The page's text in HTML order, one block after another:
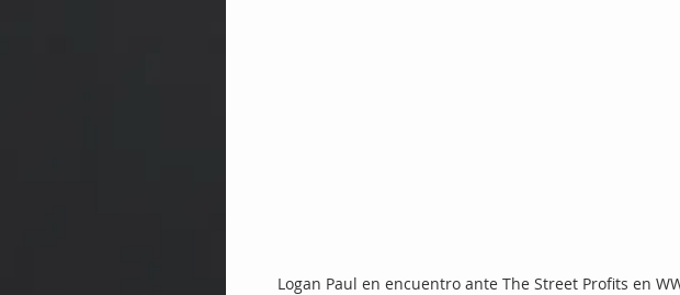
Logan Paul en encuentro ante The Street Profits en